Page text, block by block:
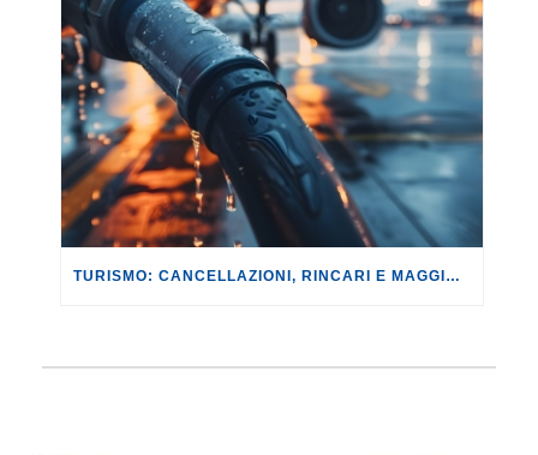
TURISMO: CANCELLAZIONI, RINCARI E MAGGIORAZIONI DI VOLI E PRENOTAZIONI.